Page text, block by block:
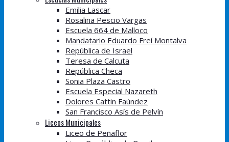
Emilia Lascar
Rosalina Pescio Vargas
Escuela 664 de Malloco
Mandatario Eduardo Freí Montalva
República de Israel
Teresa de Calcuta
República Checa
Sonia Plaza Castro
Escuela Especial Nazareth
Dolores Cattin Faúndez
San Francisco Asís de Pelvín
Liceos Municipales
Liceo de Peñaflor